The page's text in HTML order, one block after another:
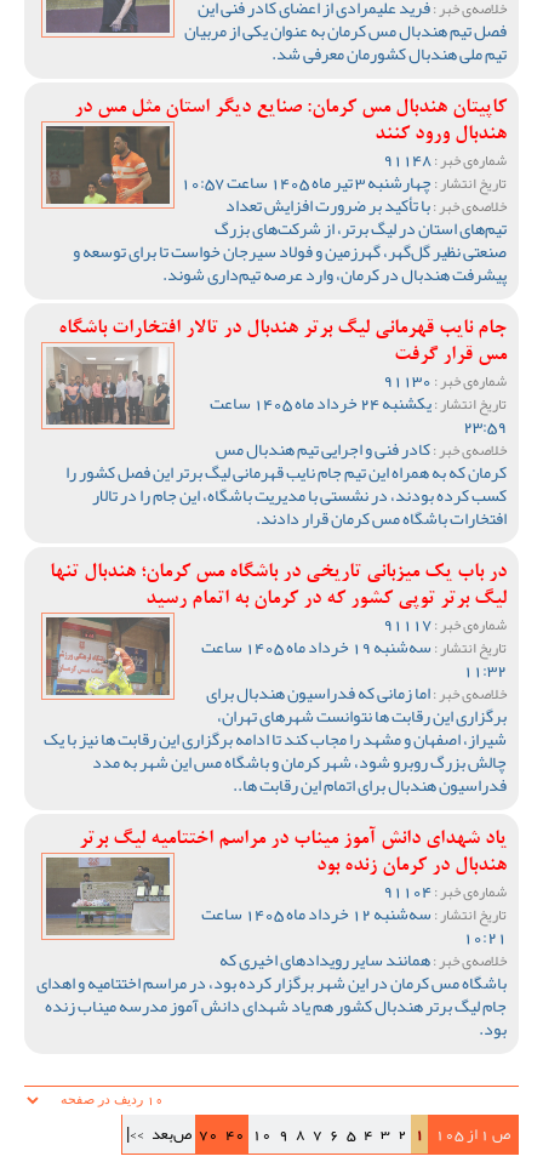
خلاصه‌ی خبر :فرید علیمرادی از اعضای کادر فنی این
فصل تیم هندبال مس کرمان به عنوان یکی از مربیان
تیم ملی هندبال کشورمان معرفی شد.
کاپیتان هندبال مس کرمان: صنایع دیگر استان مثل مس در
هندبال ورود کنند
شماره‌ی خبر :
تاریخ انتشار :چهارشنبه 3 تیر ماه 1405 ساعت 10:57
خلاصه‌ی خبر :با تأکید بر ضرورت افزایش تعداد
تیم‌های استان در لیگ برتر، از شرکت‌های بزرگ
صنعتی نظیر گل‌گهر، گهرزمین و فولاد سیرجان خواست تا برای توسعه و
پیشرفت هندبال در کرمان، وارد عرصه تیم‌داری شوند.
جام نایب قهرمانی لیگ برتر هندبال در تالار افتخارات باشگاه
مس قرار گرفت
شماره‌ی خبر :
تاریخ انتشار : یکشنبه 24 خرداد ماه 1405 ساعت
23:59
خلاصه‌ی خبر :کادر فنی و اجرایی تیم هندبال مس
کرمان که به همراه این تیم جام نایب قهرمانی لیگ برتر این فصل کشور را
کسب کرده بودند، در نشستی با مدیریت باشگاه، این جام را در تالار
افتخارات باشگاه مس کرمان قرار دادند.
در باب یک میزبانی تاریخی در باشگاه مس کرمان؛ هندبال تنها
لیگ برتر توپی کشور که در کرمان به اتمام رسید
شماره‌ی خبر :
تاریخ انتشار : سه‌شنبه 19 خرداد ماه 1405 ساعت
11:32
خلاصه‌ی خبر :اما زمانی که فدراسیون هندبال برای
برگزاری این رقابت ها نتوانست شهرهای تهران،
شیراز، اصفهان و مشهد را مجاب کند تا ادامه برگزاری این رقابت ها نیز با یک
چالش بزرگ روبرو شود، شهر کرمان و باشگاه مس این شهر به مدد
فدراسیون هندبال برای اتمام این رقابت ها..
یاد شهدای دانش آموز میناب در مراسم اختتامیه لیگ برتر
هندبال در کرمان زنده بود
شماره‌ی خبر :
تاریخ انتشار : سه‌شنبه 12 خرداد ماه 1405 ساعت
10:21
خلاصه‌ی خبر :همانند سایر رویدادهای اخیری که
باشگاه مس کرمان در این شهر برگزار کرده بود، در مراسم اختتامیه و اهدای
جام لیگ برتر هندبال کشور هم یاد شهدای دانش آموز مدرسه میناب زنده
بود.
ص 1 از 105 1
2
3
4
5
6
7
8
9
10
40
70 ص‌بعد >>|